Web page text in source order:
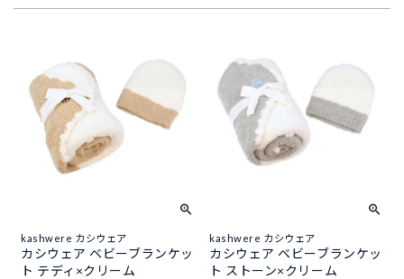
kashwere カシウェア
カシウェア ベビーブランケッ
ト テディ×クリーム
kashwere カシウェア
カシウェア ベビーブランケッ
ト ストーン×クリーム